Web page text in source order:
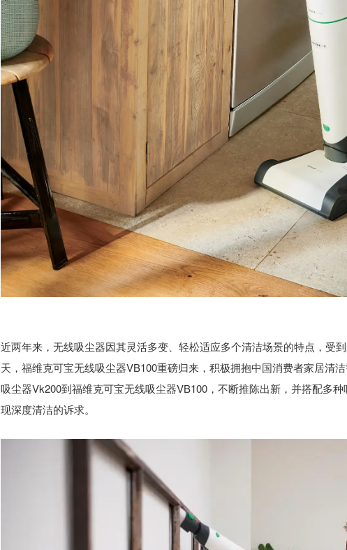
近两年来，无线吸尘器因其灵活多变、轻松适应多个清洁场景的特点，受
天，福维克可宝无线吸尘器VB100重磅归来，积极拥抱中国消费者家居清
吸尘器Vk200到福维克可宝无线吸尘器VB100，不断推陈出新，并搭配多
现深度清洁的诉求。